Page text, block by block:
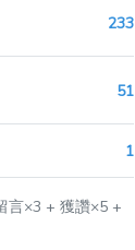
233
51
1
言×3 + 獲讚×5 +